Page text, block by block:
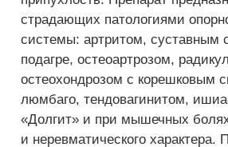
страдающих патологиями
системы: артритом, суставным
подагре, остеоартрозом,
остеохондрозом с корешковым
люмбаго, тендовагинитом,
«Долгит» и при мышечных
и неревматического характера.